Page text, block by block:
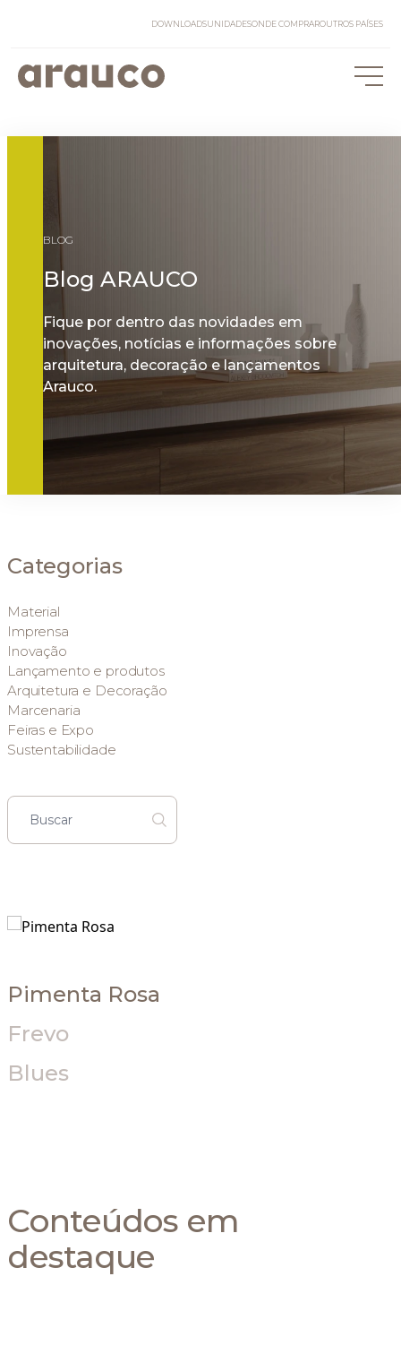
DOWNLOADSUNIDADESONDE COMPRAROUTROS PAÍSES
BLOG
Blog ARAUCO
Fique por dentro das novidades em
inovações, notícias e informações sobre
arquitetura, decoração e lançamentos
Arauco.
Categorias
Material
Imprensa
Inovação
Lançamento e produtos
Arquitetura e Decoração
Marcenaria
Feiras e Expo
Sustentabilidade
Pimenta Rosa
Frevo
Blues
Conteúdos em
destaque